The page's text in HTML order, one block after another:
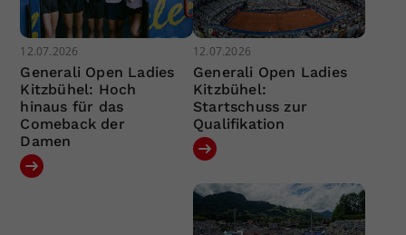
12.07.2026
Generali Open Ladies
Kitzbühel: Hoch
hinaus für das
Comeback der
Damen
12.07.2026
Generali Open Ladies
Kitzbühel:
Startschuss zur
Qualifikation